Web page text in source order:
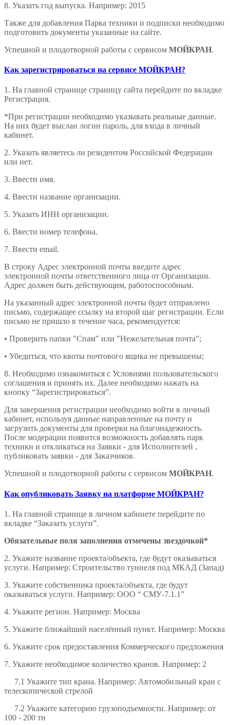
8. Указать год выпуска. Например: 2015
Также для добавления Парка техники и подписки необходимо
подготовить документы указанные на сайте.
Успешной и плодотворной работы с сервисом МОЙКРАН.
Как зарегистрироваться на сервисе МОЙКРАН?
1. На главной странице страницу сайта перейдите по вкладке
Регистрация.
*При регистрации необходимо указывать реальные данные.
На них будет выслан логин пароль, для входа в личный
кабинет.
2. Указать являетесь ли резидентом Российской Федерации
или нет.
3. Ввести имя.
4. Ввести название организации.
5. Указать ИНН организации.
6. Ввести номер телефона.
7. Ввести email.
В строку Адрес электронной почты введите адрес
электронной почты ответственного лица от Организации.
Адрес должен быть действующим, работоспособным.
На указанный адрес электронной почты будет отправлено
письмо, содержащее ссылку на второй шаг регистрации. Если
письмо не пришло в течение часа, рекомендуется:
• Проверить папки "Спам" или "Нежелательная почта";
• Убедиться, что квоты почтового ящика не превышены;
8. Необходимо ознакомиться с Условиями пользовательского
соглашения и принять их. Далее необходимо нажать на
кнопку “Зарегистрироваться”.
Для завершения регистрации необходимо войти в личный
кабинет, используя данные направленные на почту и
загрузить документы для проверки на благонадежность.
После модерации появится возможность добавлять парк
техники и откликаться на Заявки - для Исполнителей ,
публиковать заявки - для Заказчиков.
Успешной и плодотворной работы с сервисом МОЙКРАН.
Как опубликовать Заявку на платформе МОЙКРАН?
1. На главной странице в личном кабинете перейдите по
вкладке “Заказать услуги”.
Обязательные поля заполнения отмечены звездочкой*
2. Укажите название проекта/объекта, где будут оказываться
услуги. Например: Строительство туннеля под МКАД (Запад)
3. Укажите собственника проекта/объекта, где будут
оказываться услуги. Например: ООО “ СМУ-7.1.1”
4. Укажите регион. Например: Москва
5. Укажите ближайший населённый пункт. Например: Москва
6. Укажите срок предоставления Коммерческого предложения
7. Укажите необходимое количество кранов. Например: 2
7.1 Укажите тип крана. Например: Автомобильный кран с
телескопической стрелой
7.2 Укажите категорию грузоподъемности. Например: от
100 - 200 тн